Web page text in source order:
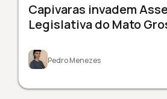
Capivaras invadem
Legislativa do Mato
Pedro Menezes